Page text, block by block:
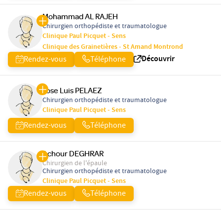
Mohammad AL RAJEH
Chirurgien orthopédiste et traumatologue
Clinique Paul Picquet - Sens
Clinique des Grainetières - St Amand Montrond
Rendez-vous Téléphone Découvrir
Jose Luis PELAEZ
Chirurgien orthopédiste et traumatologue
Clinique Paul Picquet - Sens
Rendez-vous Téléphone
Achour DEGHRAR
Chirurgien de l'épaule
Chirurgien orthopédiste et traumatologue
Clinique Paul Picquet - Sens
Rendez-vous Téléphone